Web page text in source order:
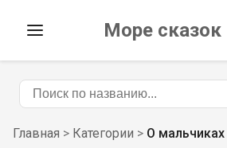
Море сказок
Главная > Категории > О